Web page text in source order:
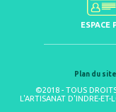
ESPACE
Plan du site
©2018 - TOUS DROITS
L'ARTISANAT D'INDRE-ET-